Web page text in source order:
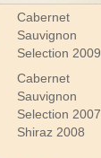
Cabernet
Sauvignon
Selection 2009
Cabernet
Sauvignon
Selection 2007
Shiraz 2008